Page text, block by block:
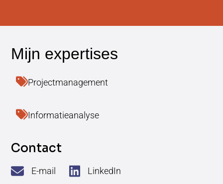
Projectmanagement
Informatieanalyse
Contact
E-mail LinkedIn